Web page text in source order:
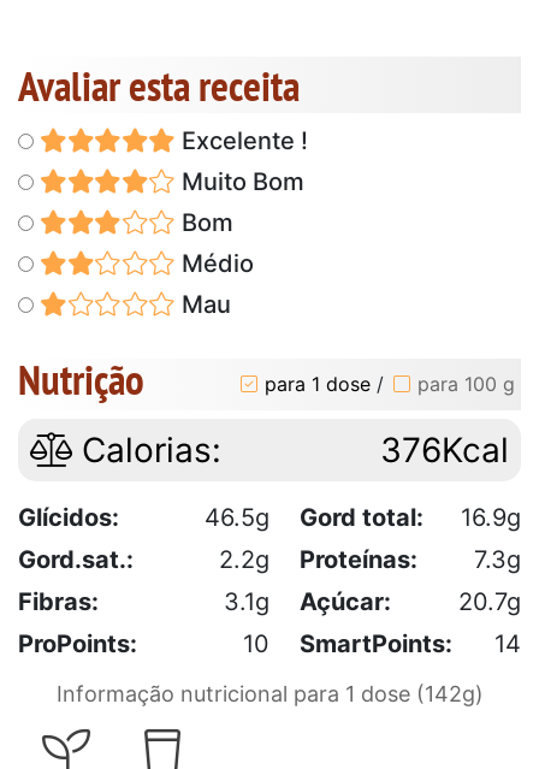
Avaliar esta receita
Excelente !
Muito Bom
Bom
Médio
Mau
Nutrição para 1 dose / para 100 g
Calorias: 376Kcal
Glícidos: 46.5g Gord total:
16.9g
Gord.sat.:
2.2g Proteínas:
7.3g
Fibras:
3.1g Açúcar:
20.7g
ProPoints:
10 SmartPoints: 14
Informação nutricional para 1 dose (142g)